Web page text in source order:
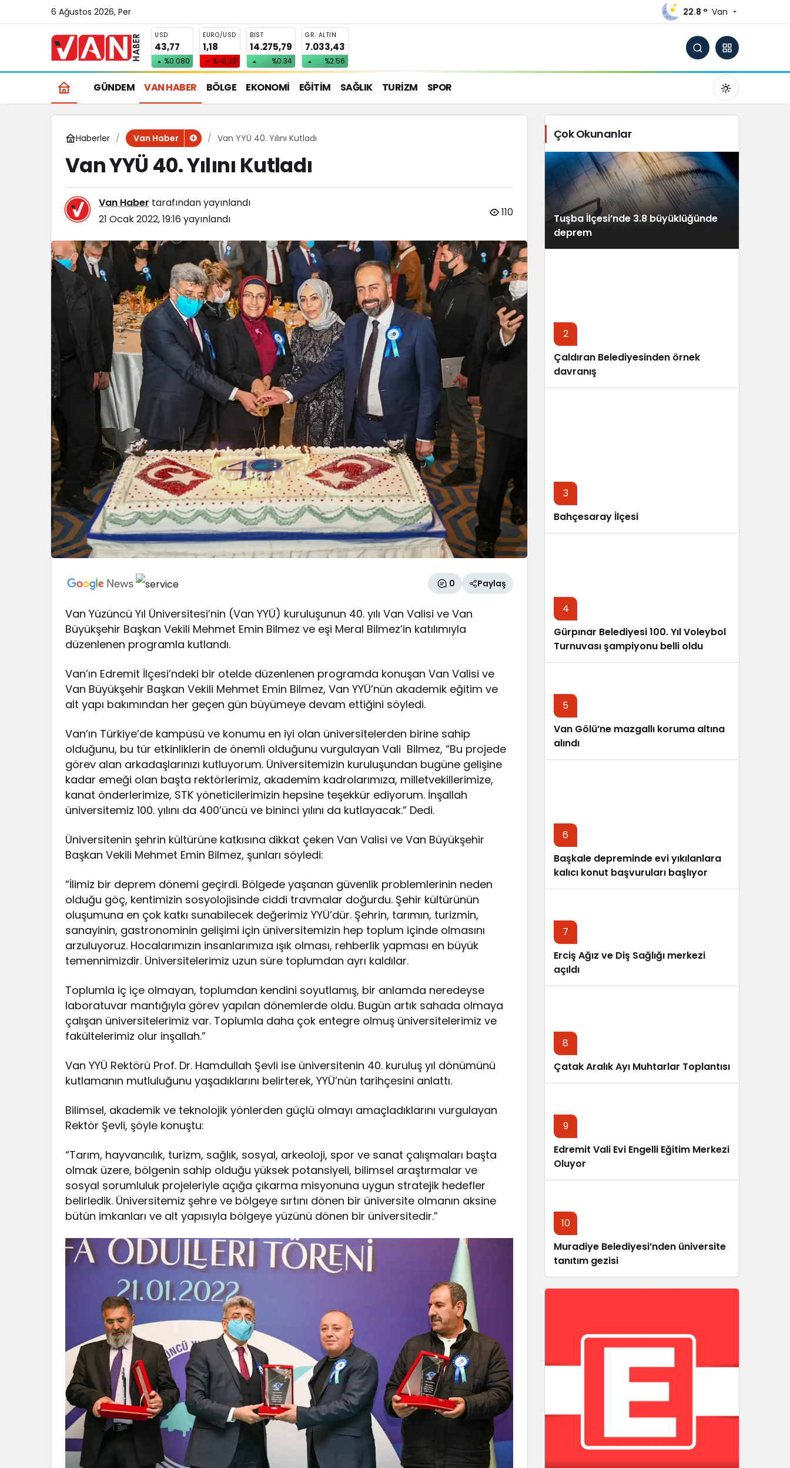
6 Ağustos 2026, Per 22.8 ° Van
USD
43,77
%0.080
EURO/USD
1,18
%-0.29
BIST
14.275,79
%0.34
GR. ALTIN
7.033,43
%2.56
GÜNDEM VAN HABER BÖLGE EKONOMİ EĞİTİM SAĞLIK TURİZM SPOR
Gündüz Modu
Gündüz modunu seçin.
Haberler Van Haber Van YYÜ 40. Yılını Kutladı
Van YYÜ 40. Yılını Kutladı
Van Haber tarafından yayınlandı
21 Ocak 2022, 19:16yayınlandı
110
0 Paylaş
Van Yüzüncü Yıl Üniversitesi’nin (Van YYÜ) kuruluşunun 40. yılı Van Valisi ve Van
Büyükşehir Başkan Vekili Mehmet Emin Bilmez ve eşi Meral Bilmez’in katılımıyla
düzenlenen programla kutlandı.
Van’ın Edremit İlçesi’ndeki bir otelde düzenlenen programda konuşan Van Valisi ve
Van Büyükşehir Başkan Vekili Mehmet Emin Bilmez, Van YYÜ’nün akademik eğitim ve
alt yapı bakımından her geçen gün büyümeye devam ettiğini söyledi.
Van’ın Türkiye’de kampüsü ve konumu en iyi olan üniversitelerden birine sahip
olduğunu, bu tür etkinliklerin de önemli olduğunu vurgulayan Vali Bilmez, “Bu projede
görev alan arkadaşlarınızı kutluyorum. Üniversitemizin kuruluşundan bugüne gelişine
kadar emeği olan başta rektörlerimiz, akademim kadrolarımıza, milletvekillerimize,
kanat önderlerimize, STK yöneticilerimizin hepsine teşekkür ediyorum. İnşallah
üniversitemiz 100. yılını da 400’üncü ve bininci yılını da kutlayacak.” Dedi.
Üniversitenin şehrin kültürüne katkısına dikkat çeken Van Valisi ve Van Büyükşehir
Başkan Vekili Mehmet Emin Bilmez, şunları söyledi:
“İlimiz bir deprem dönemi geçirdi. Bölgede yaşanan güvenlik problemlerinin neden
olduğu göç, kentimizin sosyolojisinde ciddi travmalar doğurdu. Şehir kültürünün
oluşumuna en çok katkı sunabilecek değerimiz YYÜ’dür. Şehrin, tarımın, turizmin,
sanayinin, gastronominin gelişimi için üniversitemizin hep toplum içinde olmasını
arzuluyoruz. Hocalarımızın insanlarımıza ışık olması, rehberlik yapması en büyük
temennimizdir. Üniversitelerimiz uzun süre toplumdan ayrı kaldılar.
Toplumla iç içe olmayan, toplumdan kendini soyutlamış, bir anlamda neredeyse
laboratuvar mantığıyla görev yapılan dönemlerde oldu. Bugün artık sahada olmaya
çalışan üniversitelerimiz var. Toplumla daha çok entegre olmuş üniversitelerimiz ve
fakültelerimiz olur inşallah.”
Van YYÜ Rektörü Prof. Dr. Hamdullah Şevli ise üniversitenin 40. kuruluş yıl dönümünü
kutlamanın mutluluğunu yaşadıklarını belirterek, YYÜ’nün tarihçesini anlattı.
Bilimsel, akademik ve teknolojik yönlerden güçlü olmayı amaçladıklarını vurgulayan
Rektör Şevli, şöyle konuştu:
“Tarım, hayvancılık, turizm, sağlık, sosyal, arkeoloji, spor ve sanat çalışmaları başta
olmak üzere, bölgenin sahip olduğu yüksek potansiyeli, bilimsel araştırmalar ve
sosyal sorumluluk projeleriyle açığa çıkarma misyonuna uygun stratejik hedefler
belirledik. Üniversitemiz şehre ve bölgeye sırtını dönen bir üniversite olmanın aksine
bütün imkanları ve alt yapısıyla bölgeye yüzünü dönen bir üniversitedir.”
Çok Okunanlar
Tuşba İlçesi’nde 3.8 büyüklüğünde
deprem
2
Çaldıran Belediyesinden örnek
davranış
3
Bahçesaray İlçesi
4
Gürpınar Belediyesi 100. Yıl Voleybol
Turnuvası şampiyonu belli oldu
5
Van Gölü’ne mazgallı koruma altına
alındı
6
Başkale depreminde evi yıkılanlara
kalıcı konut başvuruları başlıyor
7
Erciş Ağız ve Diş Sağlığı merkezi
açıldı
8
Çatak Aralık Ayı Muhtarlar Toplantısı
9
Edremit Vali Evi Engelli Eğitim Merkezi
Oluyor
10
Muradiye Belediyesi’nden üniversite
tanıtım gezisi